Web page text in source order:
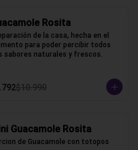
Rosita
de la casa, hecha en el
para poder percibir todos
sabores naturales y frescos.
$10.990
Guacamole Rosita
de Guacamole con totopos